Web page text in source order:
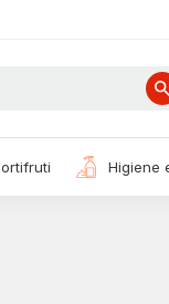
hortifruti